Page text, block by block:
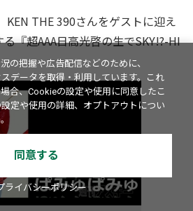
THE 390さんをゲストに迎え
『超AAA日高光啓の生でSKY!?-HI
の把握や広告配信などのために、
データを取得・利用しています。これ
合、Cookieの設定や使用に同意したこ
定や使用の詳細、オプトアウトについ
同意する
ライバシーポリシー